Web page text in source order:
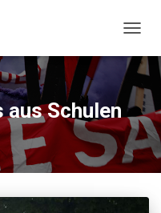
aus Schulen